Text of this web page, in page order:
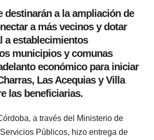
destinarán a la ampliación de
a más vecinos y dotar
a establecimientos
municipios y comunas
económico para iniciar
Las Acequias y Villa
las beneficiarias.
a través del Ministerio de
Servicios Públicos, hizo entrega de